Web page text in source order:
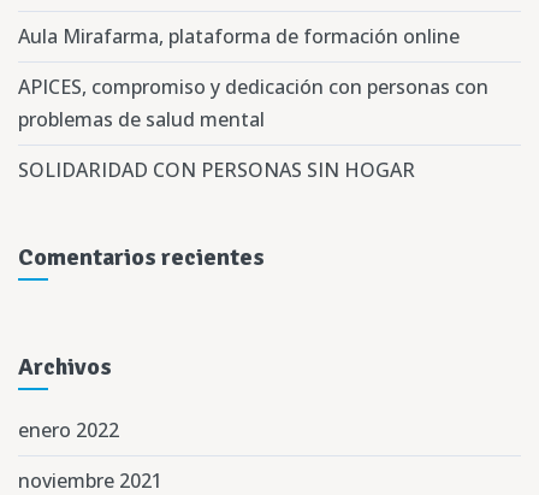
Aula Mirafarma, plataforma de formación online
APICES, compromiso y dedicación con personas con
problemas de salud mental
SOLIDARIDAD CON PERSONAS SIN HOGAR
Comentarios recientes
Archivos
enero 2022
noviembre 2021